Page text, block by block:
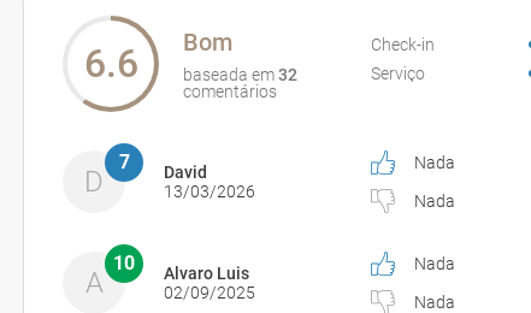
6.6 Bom
baseada em32
comentários
Check-in
Serviço
D
7
David
13/03/2026
Nada
Nada
A
10
Alvaro Luis
02/09/2025
Nada
Nada